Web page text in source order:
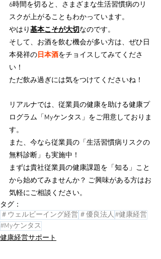
6時間を切ると、さまざまな生活習慣病のリ
スクが上がることもわかっています。
やはり基本こそが大切なのです。
そして、お酒を飲む機会が多い方は、ぜひ日
本発祥の日本酒をチョイスしてみてくださ
い！
ただ飲み過ぎには気をつけてくださいね！
リアルナでは、従業員の健康を助ける健康プ
ログラム「Myケンタス」をご用意しておりま
す。
また、今なら従業員の「生活習慣病リスクの
無料診断」も実施中！
まずは貴社従業員の健康課題を「知る」こと
から始めてみませんか？ ご興味がある方はお
気軽にご相談ください。
タグ：
＃ウェルビーイング経営 ＃優良法人#健康経営
#Myケンタス
健康経営サポート